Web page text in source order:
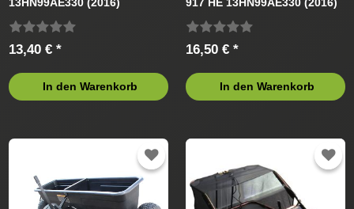
13,40 € *
In den Warenkorb
16,50 € *
In den Warenkorb